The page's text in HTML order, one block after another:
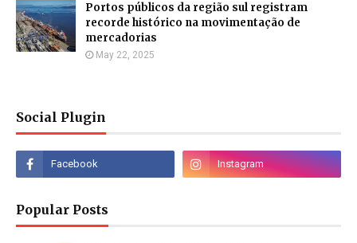
Portos públicos da região sul registram
recorde histórico na movimentação de
mercadorias
May 22, 2025
Social Plugin
Popular Posts